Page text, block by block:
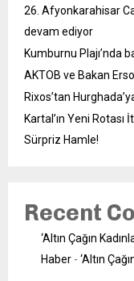
26. Afyonkarahisar
devam ediyor
Kumburnu Plajı’nda
AKTOB ve Bakan
Rixos’tan
Kartal’ın Yeni
Sürpriz Hamle!
Recent
‘Altın Çağın
Haber - ‘Altın